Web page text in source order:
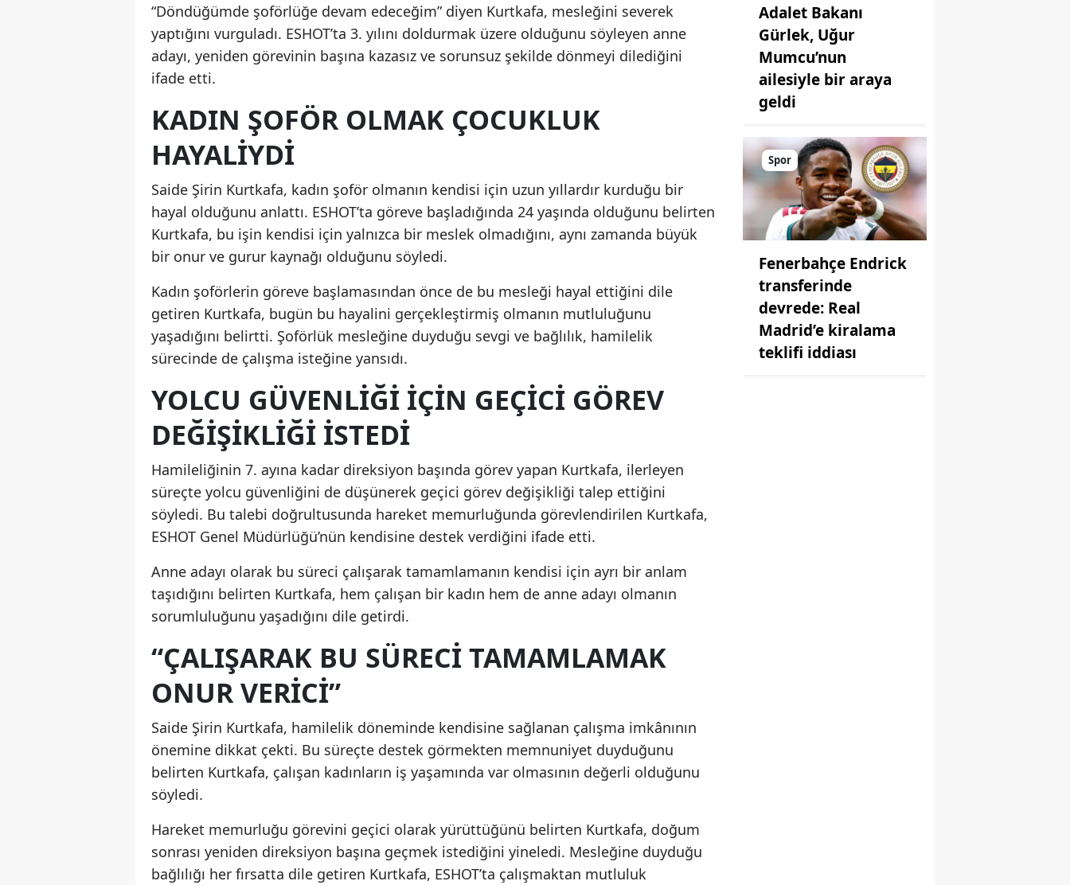
“Döndüğümde şoförlüğe devam edeceğim” diyen Kurtkafa, mesleğini severek
yaptığını vurguladı. ESHOT’ta 3. yılını doldurmak üzere olduğunu söyleyen anne
adayı, yeniden görevinin başına kazasız ve sorunsuz şekilde dönmeyi dilediğini
ifade etti.
KADIN ŞOFÖR OLMAK ÇOCUKLUK
HAYALIYDI
Saide Şirin Kurtkafa, kadın şoför olmanın kendisi için uzun yıllardır kurduğu bir
hayal olduğunu anlattı. ESHOT’ta göreve başladığında 24 yaşında olduğunu belirten
Kurtkafa, bu işin kendisi için yalnızca bir meslek olmadığını, aynı zamanda büyük
bir onur ve gurur kaynağı olduğunu söyledi.
Kadın şoförlerin göreve başlamasından önce de bu mesleği hayal ettiğini dile
getiren Kurtkafa, bugün bu hayalini gerçekleştirmiş olmanın mutluluğunu
yaşadığını belirtti. Şoförlük mesleğine duyduğu sevgi ve bağlılık, hamilelik
sürecinde de çalışma isteğine yansıdı.
YOLCU GÜVENLIĞI IÇIN GEÇICI GÖREV
DEĞIŞIKLIĞI ISTEDI
Hamileliğinin 7. ayına kadar direksiyon başında görev yapan Kurtkafa, ilerleyen
süreçte yolcu güvenliğini de düşünerek geçici görev değişikliği talep ettiğini
söyledi. Bu talebi doğrultusunda hareket memurluğunda görevlendirilen Kurtkafa,
ESHOT Genel Müdürlüğü’nün kendisine destek verdiğini ifade etti.
Anne adayı olarak bu süreci çalışarak tamamlamanın kendisi için ayrı bir anlam
taşıdığını belirten Kurtkafa, hem çalışan bir kadın hem de anne adayı olmanın
sorumluluğunu yaşadığını dile getirdi.
“ÇALIŞARAK BU SÜRECI TAMAMLAMAK
ONUR VERICI”
Saide Şirin Kurtkafa, hamilelik döneminde kendisine sağlanan çalışma imkânının
önemine dikkat çekti. Bu süreçte destek görmekten memnuniyet duyduğunu
belirten Kurtkafa, çalışan kadınların iş yaşamında var olmasının değerli olduğunu
söyledi.
Hareket memurluğu görevini geçici olarak yürüttüğünü belirten Kurtkafa, doğum
sonrası yeniden direksiyon başına geçmek istediğini yineledi. Mesleğine duyduğu
bağlılığı her fırsatta dile getiren Kurtkafa, ESHOT’ta çalışmaktan mutluluk
Adalet Bakanı
Gürlek, Uğur
Mumcu’nun
ailesiyle bir araya
geldi
Spor
Fenerbahçe Endrick
transferinde
devrede: Real
Madrid’e kiralama
teklifi iddiası